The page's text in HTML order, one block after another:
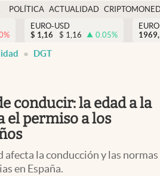
POLÍTICA ACTUALIDAD
%
EURO-USD
$ 1,16 $ 1,16 0.05%
DGT
conducir: la edad a la
el permiso a los
afecta la conducción y las normas
en España.